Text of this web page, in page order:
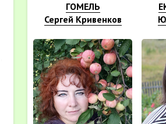
ГОМЕЛЬ
Сергей Кривенков